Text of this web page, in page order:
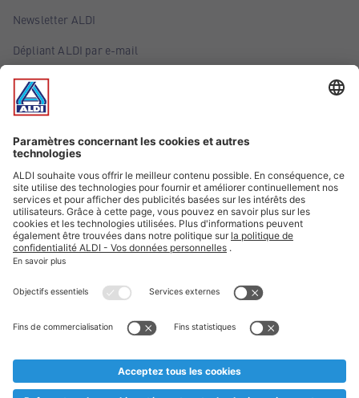
Newsletter ALDI
Dépliant ALDI par e-mail
Offres
Infos essentielles
Suivez ALDI Belgique
Textes marqués d'un astérisque et mentions légales
* Nous vendons ces articles temporairement et jusqu'à
au cas où, malgré le planning bien étudié, nous serions
prématurément en rupture de stock. Prix Recupel et TVA incl.
** Sur ce site, l’utilisation de la forme masculine a été adoptée